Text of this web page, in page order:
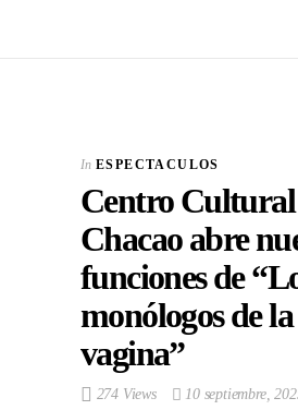
In ESPECTACULOS
Centro Cultural
Chacao abre
funciones de
monólogos de la
vagina”
274 Views 10 septiembre,